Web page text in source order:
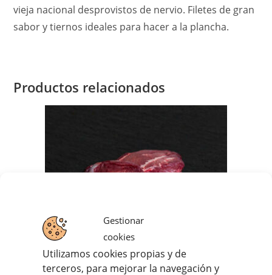
Gestionar
cookies
Utilizamos cookies propias y de
terceros, para mejorar la navegación y
vieja nacional desprovistos de nervio. Filetes de gran
sabor y tiernos ideales para hacer a la plancha.
Productos relacionados